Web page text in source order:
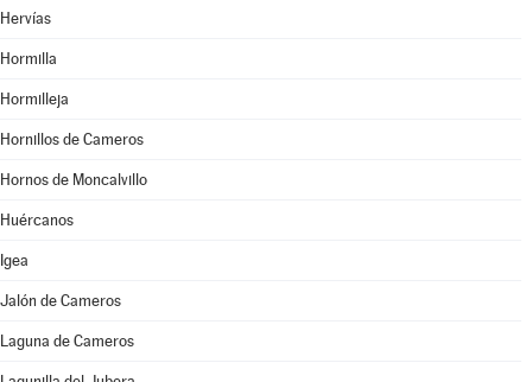
Hervías
Hormilla
Hormilleja
Hornillos de Cameros
Hornos de Moncalvillo
Huércanos
Igea
Jalón de Cameros
Laguna de Cameros